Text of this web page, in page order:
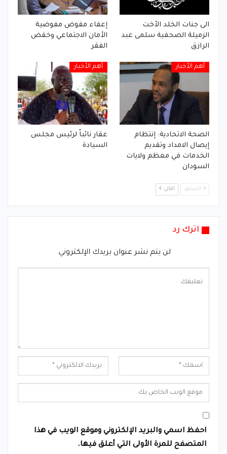
الى جنات الخلد الأخت
الزميلة الصحفية سلمى عبد
الرازق
إعفاء مفوض مفوضية
الأمان الاجتماعي وخفض
الفقر
أهم الأخبار
الصحة الاتحادية: إنتظام
إيصال الامداد وتقديم
الخدمات في معظم ولايات
السودان
أهم الأخبار
عقار نائباً لرئيس مجلس
السيادة
السابق التالي
اترك رد
لن يتم نشر عنوان بريدك الإلكتروني.
احفظ اسمي والبريد الإلكتروني وموقع الويب في هذا
المتصفح للمرة الأولى التي أعلق فيها.